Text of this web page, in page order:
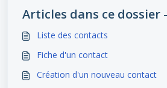
Articles dans ce dossier -
Liste des contacts
Fiche d'un contact
Création d'un nouveau contact